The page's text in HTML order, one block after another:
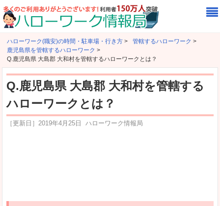
ハローワーク(職安)の時間・駐車場・行き方 > 管轄するハローワーク >
鹿児島県を管轄するハローワーク >
Q.鹿児島県 大島郡 大和村を管轄するハローワークとは？
Q.鹿児島県 大島郡 大和村を管轄する
ハローワークとは？
［更新日］ 2019年4月25日 ハローワーク情報局